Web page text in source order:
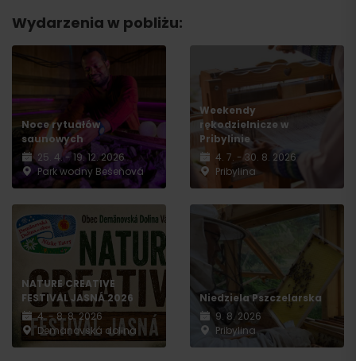
Wydarzenia w pobliżu:
Noce rytuałów
saunowych
25. 4. - 19. 12. 2026
Park wodny Bešeňová
Weekendy
rękodzielnicze w
Pribylinie
4. 7. - 30. 8. 2026
Pribylina
NATURE CREATIVE
FESTIVAL JASNÁ 2026
4. - 8. 8. 2026
Demänovská dolina
Niedziela Pszczelarska
9. 8. 2026
Pribylina